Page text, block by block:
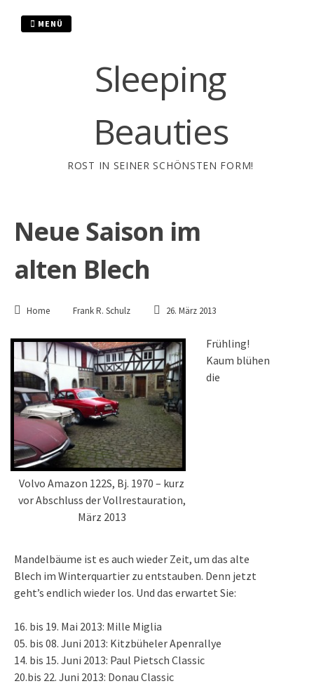
Sleeping
Beauties
ROST IN SEINER SCHÖNSTEN FORM!
MENÜ
Neue Saison im
alten Blech
Home Frank R. Schulz 26. März 2013
Volvo Amazon 122S, Bj. 1970 – kurz
vor Abschluss der Vollrestauration,
März 2013
Frühling!
Kaum blühen
die
Mandelbäume ist es auch wieder Zeit, um das alte
Blech im Winterquartier zu entstauben. Denn jetzt
geht’s endlich wieder los. Und das erwartet Sie:
16. bis 19. Mai 2013: Mille Miglia
05. bis 08. Juni 2013: Kitzbüheler Apenrallye
14. bis 15. Juni 2013: Paul Pietsch Classic
20.bis 22. Juni 2013: Donau Classic